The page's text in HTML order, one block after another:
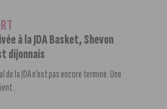
à la JDA Basket, Shevon
dijonnais
la JDA n’est pas encore terminé. Une